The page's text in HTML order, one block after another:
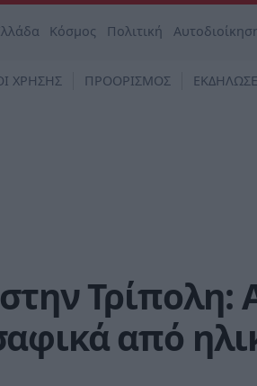
Κόσμος Πολιτική
ΧΡΗΣΗΣ ΠΡΟΟΡΙΣΜΟΣ
Τρίπολη:
από